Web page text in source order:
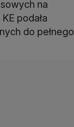
na
podała
do pełnego